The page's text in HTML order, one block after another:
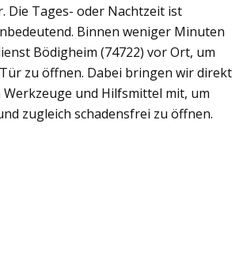
Die Tages- oder Nachtzeit ist
Binnen weniger Minuten
Bödigheim (74722) vor Ort, um
zu öffnen. Dabei bringen wir direkt
und Hilfsmittel mit, um
zugleich schadensfrei zu öffnen.